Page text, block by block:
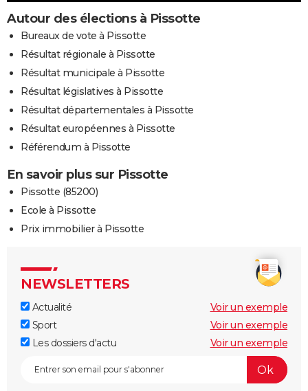
Autour des élections à Pissotte
Bureaux de vote à Pissotte
Résultat régionale à Pissotte
Résultat municipale à Pissotte
Résultat législatives à Pissotte
Résultat départementales à Pissotte
Résultat européennes à Pissotte
Référendum à Pissotte
En savoir plus sur Pissotte
Pissotte (85200)
Ecole à Pissotte
Prix immobilier à Pissotte
NEWSLETTERS
Actualité
Voir un exemple
Sport
Voir un exemple
Les dossiers d'actu
Voir un exemple